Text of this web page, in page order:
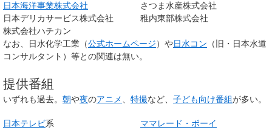
日本海洋事業株式会社
日本デリカサービス株式会社
株式会社ハチカン
さつま水産株式会社
稚内東部株式会社
なお、日水化学工業（公式ホームページ）や日水コン （旧・日本水道
コンサルタント）等との関連は無い。
提供番組
いずれも過去。 朝や夜のアニメ 特撮など、 子ども向け番組が多い。
日本テレビ系
ママレード・ボーイ